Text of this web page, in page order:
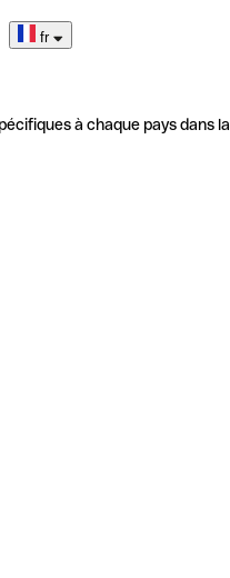
fr
à chaque pays dans la